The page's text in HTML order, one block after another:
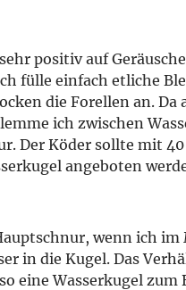
positiv auf
fülle einfach etliche
die Forellen an. Da
ich zwischen
Der Köder sollte mit
angeboten
wenn ich im
in die Kugel. Das
eine Wasserkugel zum